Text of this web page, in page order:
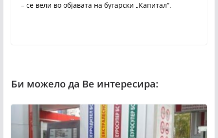
– се вели во објавата на бугарски „Капитал“.